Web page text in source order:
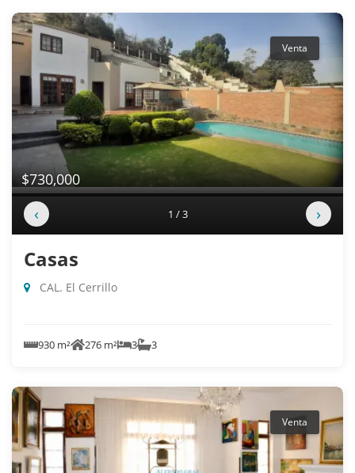
Venta
$730,000
‹ 1 / 3 ›
Casas
CAL. El Cerrillo
930 m² 276 m² 3 3
Venta